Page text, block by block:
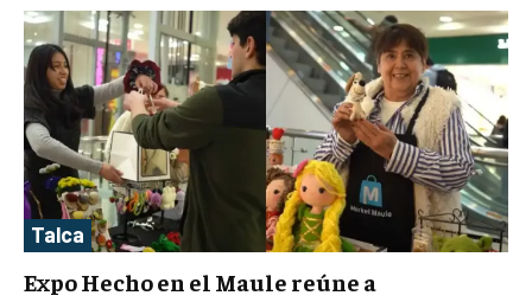
Talca
Expo Hecho en el Maule reúne a